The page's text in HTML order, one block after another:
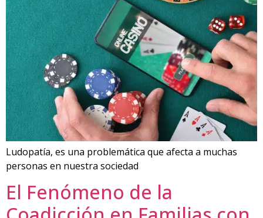
Ludopatía, es una problemática que afecta a muchas
personas en nuestra sociedad
El Fenómeno de la